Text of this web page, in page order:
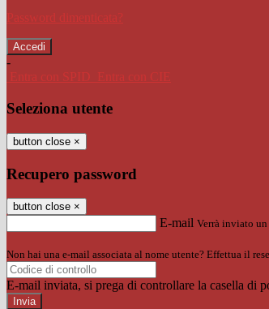
Password dimenticata?
-
Entra con SPID
Entra con CIE
Seleziona utente
button close ×
Recupero password
button close ×
E-mail Verrà inviato
Non hai una e-mail associata al nome utente? Effettua il
E-mail inviata, si prega di controllare la casella di